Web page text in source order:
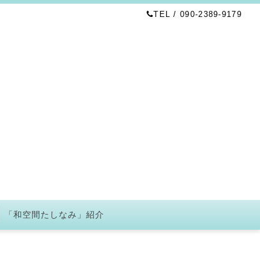
TEL / 090-2389-9179
「和空間たしなみ」紹介